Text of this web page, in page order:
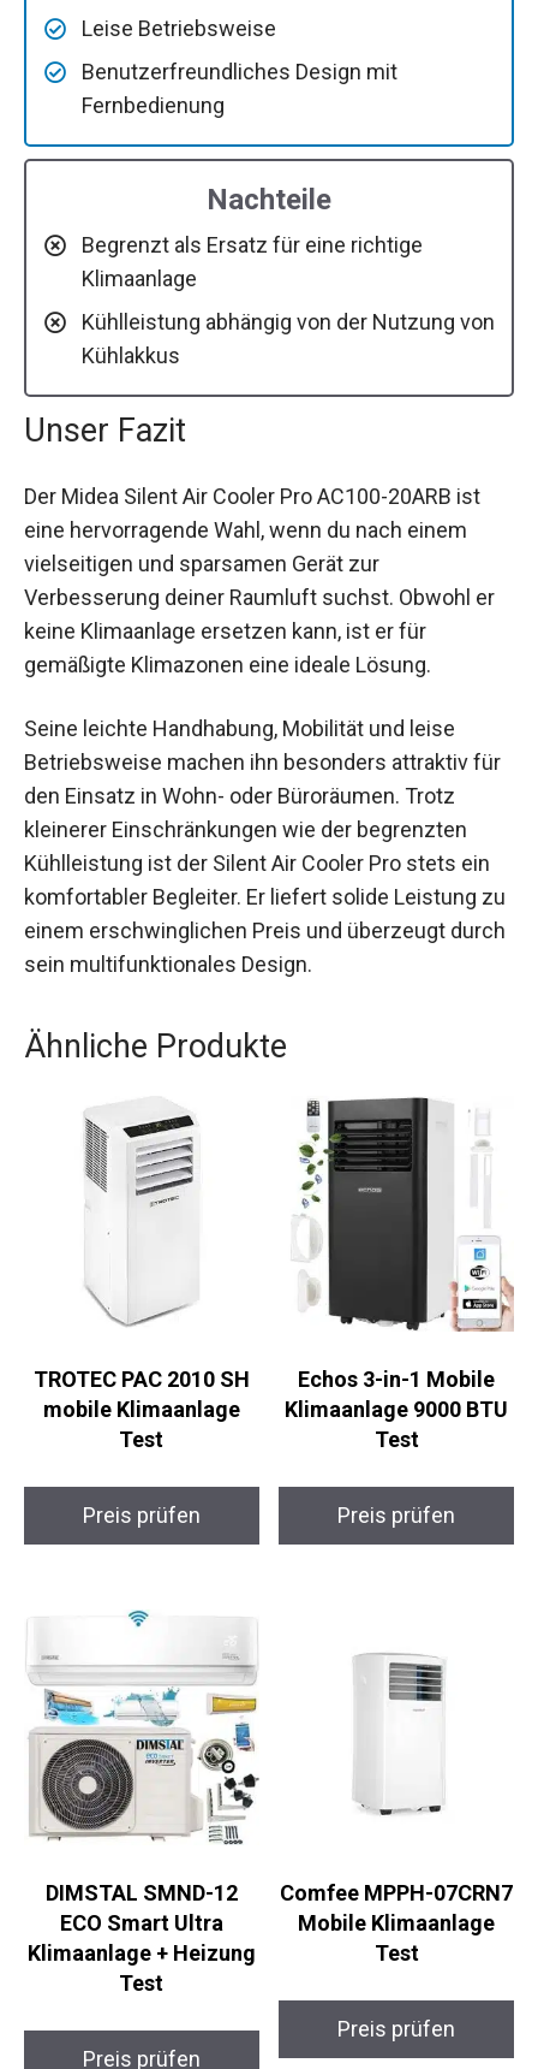
Leise Betriebsweise
Benutzerfreundliches Design mit
Fernbedienung
Nachteile
Begrenzt als Ersatz für eine richtige
Klimaanlage
Kühlleistung abhängig von der Nutzung von
Kühlakkus
Unser Fazit
Der Midea Silent Air Cooler Pro AC100-20ARB ist
eine hervorragende Wahl, wenn du nach einem
vielseitigen und sparsamen Gerät zur
Verbesserung deiner Raumluft suchst. Obwohl er
keine Klimaanlage ersetzen kann, ist er für
gemäßigte Klimazonen eine ideale Lösung.
Seine leichte Handhabung, Mobilität und leise
Betriebsweise machen ihn besonders attraktiv für
den Einsatz in Wohn- oder Büroräumen. Trotz
kleinerer Einschränkungen wie der begrenzten
Kühlleistung ist der Silent Air Cooler Pro stets ein
komfortabler Begleiter. Er liefert solide Leistung zu
einem erschwinglichen Preis und überzeugt durch
sein multifunktionales Design.
Ähnliche Produkte
TROTEC PAC 2010 SH
mobile Klimaanlage
Test
Preis prüfen
Echos 3-in-1 Mobile
Klimaanlage 9000 BTU
Test
Preis prüfen
DIMSTAL SMND-12
ECO Smart Ultra
Klimaanlage + Heizung
Test
Preis prüfen
Comfee MPPH-07CRN7
Mobile Klimaanlage
Test
Preis prüfen